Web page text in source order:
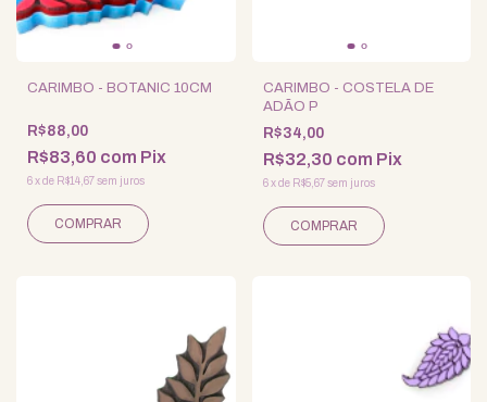
CARIMBO - BOTANIC 10CM
R$88,00
R$83,60 com Pix
6xde R$14,67 sem juros
CARIMBO - COSTELA DE
ADÃO P
R$34,00
R$32,30 com Pix
6 xde R$5,67 sem juros